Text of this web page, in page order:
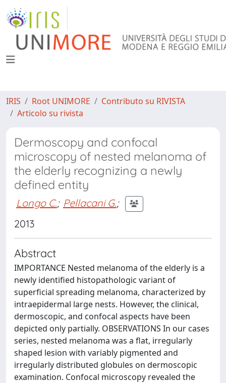
IRIS Root UNIMORE
Contributo su RIVISTA
Articolo su rivista
Dermoscopy and confocal
microscopy of nested melanoma of
the elderly recognizing a newly
defined entity
Longo C.; Pellacani G.;
2013
Abstract
IMPORTANCE Nested melanoma of the elderly is a
newly identified histopathologic variant of
superficial spreading melanoma, characterized by
intraepidermal large nests. However, the clinical,
dermoscopic, and confocal aspects have been
depicted only partially. OBSERVATIONS In our cases
series, nested melanoma was a flat, irregularly
shaped lesion with variably pigmented and
irregularly distributed globules on dermoscopic
examination. Confocal microscopy revealed the